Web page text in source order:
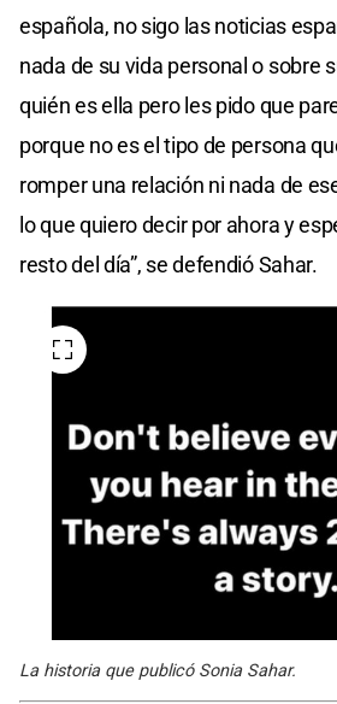
española, no sigo las noticias
nada de su vida personal o sobre
quién es ella pero les pido que
porque no es el tipo de persona
romper una relación ni nada de
lo que quiero decir por ahora y
resto del día”, se defendió Sahar.
La historia que publicó Sonia Sahar.